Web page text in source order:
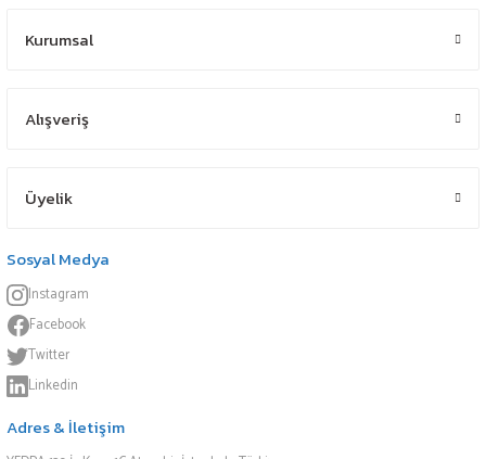
Kurumsal
Alışveriş
Üyelik
Sosyal Medya
Instagram
Facebook
Twitter
Linkedin
Adres & İletişim